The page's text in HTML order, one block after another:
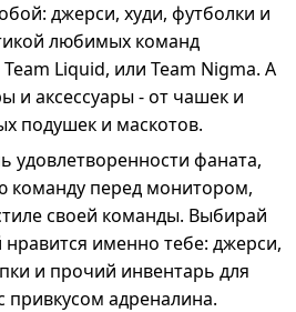
джерси, худи, футболки и
любимых команд
Team Liquid, или Team Nigma. А
и аксессуары - от чашек и
подушек и маскотов.
удовлетворенности фаната,
команду перед монитором,
своей команды. Выбирай
нравится именно тебе: джерси,
и прочий инвентарь для
привкусом адреналина.